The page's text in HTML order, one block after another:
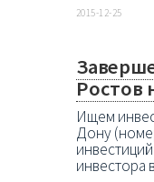
2015-12-25
Ростов
Ищем
Дону
инвестора